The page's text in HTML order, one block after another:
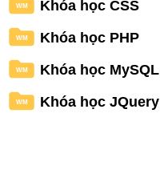
WM Khóa học CSS
WM Khóa học PHP
WM Khóa học MySQL
WM Khóa học JQuery